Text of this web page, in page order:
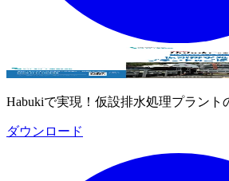
Habukiで実現！仮設排水処理プラント
ダウンロード